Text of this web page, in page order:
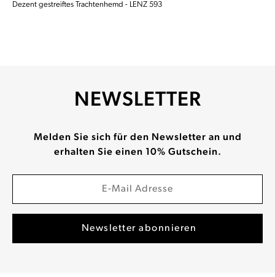
Dezent gestreiftes Trachtenhemd - LENZ 593
NEWSLETTER
Melden Sie sich für den Newsletter an und
erhalten Sie einen 10% Gutschein.